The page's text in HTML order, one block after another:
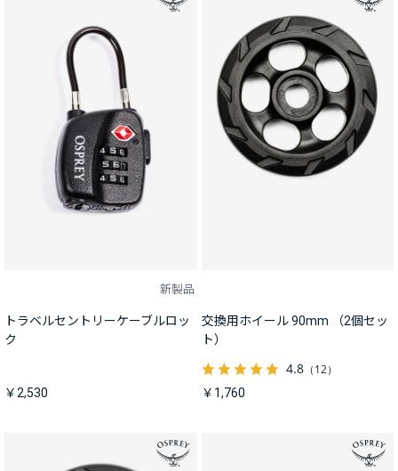
新製品
トラベルセントリーケーブルロッ
ク
￥2,530
交換用ホイール 90mm （2個セッ
ト）
4.8（12）
￥1,760